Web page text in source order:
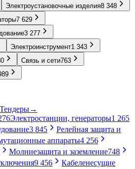
Электроустановочные изделия8 348
7 629
3 277
Электроинструмент1 343
Связь и сети763
Тендеры→
Электростанции, генераторы1 265
3 845
Релейная защита и
аппараты4 256
Молниезащита и заземление748
9 456
Кабеленесущие